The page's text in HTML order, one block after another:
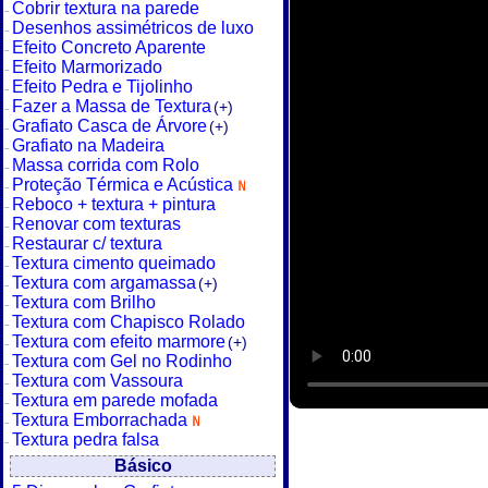
Cobrir textura na parede
Desenhos assimétricos de luxo
Efeito Concreto Aparente
Efeito Marmorizado
Efeito Pedra e Tijolinho
Fazer a Massa de Textura (+)
Grafiato Casca de Árvore(+)
Grafiato na Madeira
Massa corrida com Rolo
Proteção Térmica e Acústica
Reboco + textura + pintura
Renovar com texturas
Restaurar c/ textura
Textura cimento queimado
Textura com argamassa (+)
Textura com Brilho
Textura com Chapisco Rolado
Textura com efeito marmore(+)
Textura com Gel no Rodinho
Textura com Vassoura
Textura em parede mofada
Textura Emborrachada
Textura pedra falsa
Básico